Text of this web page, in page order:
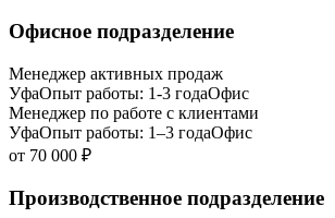
Офисное подразделение
Менеджер активных продаж
УфаОпыт работы: 1-3 годаОфис
Менеджер по работе с клиентами
УфаОпыт работы: 1–3 годаОфис
от 70 000 ₽
Производственное подразделение